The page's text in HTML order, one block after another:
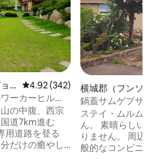
レビュー342件、5つ星中4.92つ
4.92 (342)
ーカーヒル
ト用別荘韓屋
の中腹、西宗
道7km進む
用道路を登る
だけの癒やし
横城郡（フンソン
ームステイ
鍋蓋サムゲプサル
器付きのヨーロ
テイマームルム
ステイ・ムルムは
ん。 素晴らしい景色が広がる場所でもあ
りません。 周辺に特別な見どころも、一
般的なコンビニもない、 ただ